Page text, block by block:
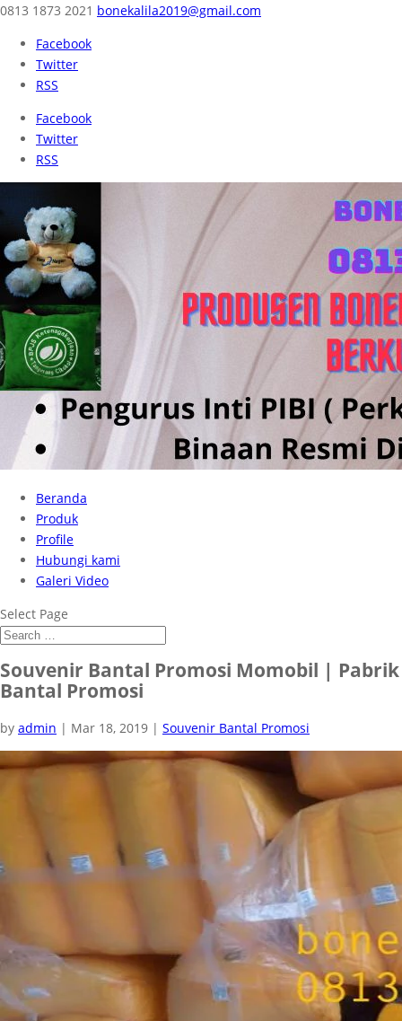
0813 1873 2021 bonekalila2019@gmail.com
Facebook
Twitter
RSS
Facebook
Twitter
RSS
Beranda
Produk
Profile
Hubungi kami
Galeri Video
Select Page
Souvenir Bantal Promosi Momobil | Pabrik
Bantal Promosi
by admin | Mar 18, 2019 | Souvenir Bantal Promosi